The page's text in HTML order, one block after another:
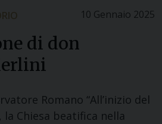
10 Gennaio 2025
di don
Romano “All’inizio del
Chiesa beatifica nella